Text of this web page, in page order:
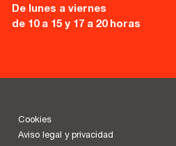
De lunes a viernes
de 10 a 15 y 17 a 20 horas
Cookies
Aviso legal y privacidad